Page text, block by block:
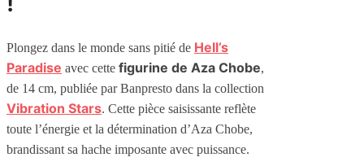
Plongez dans le monde sans pitié de Hell’s
Paradise avec cette figurine de Aza Chobe,
de 14 cm, publiée par Banpresto dans la collection
Vibration Stars. Cette pièce saisissante reflète
toute l’énergie et la détermination d’Aza Chobe,
brandissant sa hache imposante avec puissance.